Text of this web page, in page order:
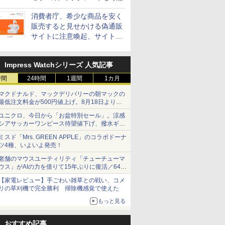
消費者庁、希少な商品を安く
販売すると見せかける偽通販
サイトに注意喚起、サイト名
Impress Watchシリーズ 人気記事
24時間 1週間 1カ月
クドナルド、マックデリバリーの朝マックの
低注文料金が500円値上げ。8月18日より
円から受付
ニクロ、今日から「お盆特別セール」。涼感
アサッカーワンピース待望値下げ、撥水ギア
ョーツは1990円に
スド「Mrs. GREEN APPLE」のコラボドーナ
4種、いよいよ発売！
舗のマウスユーティリティ「チューチューマ
ス」がAIの力を借りて15年ぶりに復活／64bit
、Windows 10/11、「Chrome」も走り回
。復活記念で2026年末まで500円
家電レビュー】手ごわい雑草との戦い、コメ
の草刈機で完全勝利 掃除機感覚で使えた
もっと見る